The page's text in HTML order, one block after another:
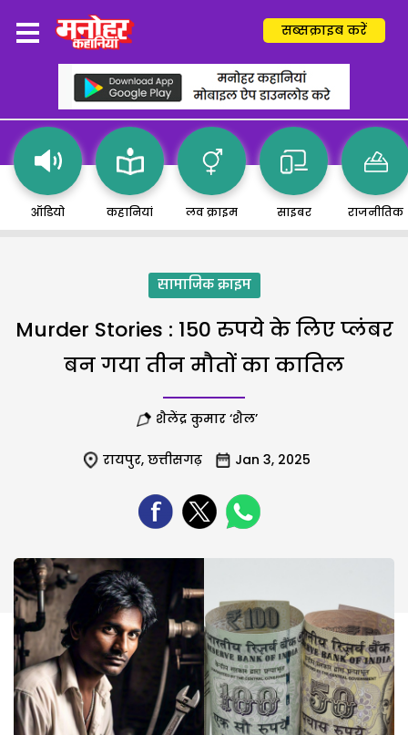
सब्सक्राइब करें
ऑडियो कहानियां लव क्राइम साइबर राजनीतिक
सामाजिक क्राइम
Murder Stories : 150 रुपये के लिए प्लंबर
बन गया तीन मौतों का कातिल
शैलेंद्र कुमार ‘शैल’
रायपुर, छत्तीसगढ़ Jan 3, 2025